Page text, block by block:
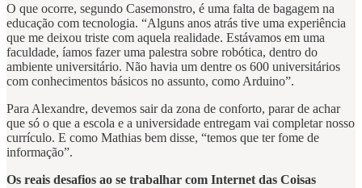
O que ocorre, segundo Casemonstro, é uma falta de bagagem na
educação com tecnologia. “Alguns anos atrás tive uma experiência
que me deixou triste com aquela realidade. Estávamos em uma
faculdade, íamos fazer uma palestra sobre robótica, dentro do
ambiente universitário. Não havia um dentre os 600 universitários
com conhecimentos básicos no assunto, como Arduino”.
Para Alexandre, devemos sair da zona de conforto, parar de achar
que só o que a escola e a universidade entregam vai completar nosso
currículo. E como Mathias bem disse, “temos que ter fome de
informação”.
Os reais desafios ao se trabalhar com Internet das Coisas